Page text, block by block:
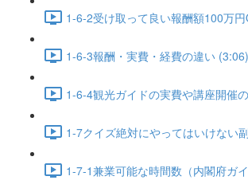
1-6-2受け取って良い報酬額100万
1-6-3報酬・実費・経費の違い (3:06)
1-6-4観光ガイドの実費や講座開催
1-7クイズ絶対にやってはいけない
1-7-1兼業可能な時間数（内閣府ガ